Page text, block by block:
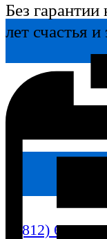
8 (812) 640-90-
Без
лет счастья